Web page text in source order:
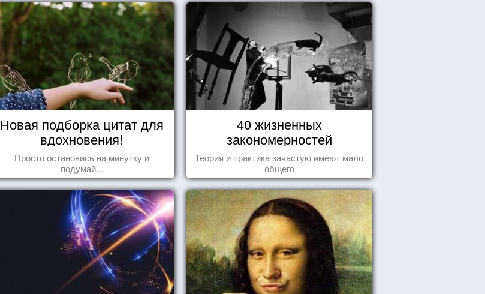
Новая подборка цитат для
вдохновения!
Просто остановись на минутку и
подумай...
40 жизненных
закономерностей
Теория и практика зачастую имеют мало
общего